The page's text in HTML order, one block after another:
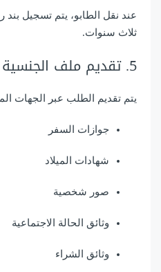
عند نقل الطابو، يتم تسجيل بند
ثلاث سنوات.
5. تقديم ملف الجنسية
يتم تقديم الطلب عبر الجهات
جوازات السفر
شهادات الميلاد
صور شخصية
وثائق الحالة الاجتماعية
وثائق الشراء